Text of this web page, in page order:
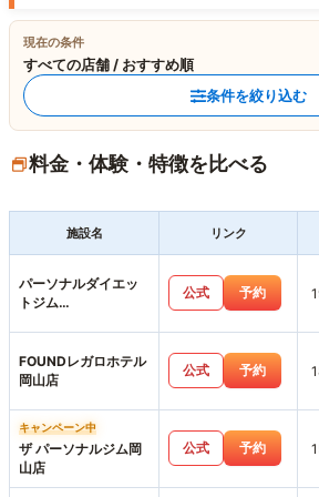
現在の条件
すべての店舗 / おすすめ順
条件を絞り込む
料金・体験・特徴を比べる
施設名 リンク
パーソナルダイエッ
トジム
公式 予約
FOUNDレガロホテル
岡山店
公式 予約
キャンペーン中
ザ パーソナルジム岡
山店
公式 予約